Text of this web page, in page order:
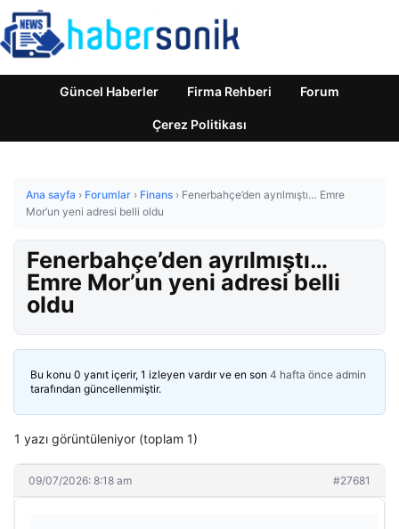
Güncel Haberler Firma Rehberi Forum
Çerez Politikası
Ana sayfa › Forumlar › Finans › Fenerbahçe’den ayrılmıştı… Emre
Mor’un yeni adresi belli oldu
Fenerbahçe’den ayrılmıştı…
Emre Mor’un yeni adresi belli
oldu
Bu konu 0 yanıt içerir, 1 izleyen vardır ve en son 4 hafta önce admin
tarafından güncellenmiştir.
1 yazı görüntüleniyor (toplam 1)
09/07/2026: 8:18 am #27681